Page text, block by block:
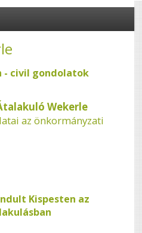
- civil gondolatok
Wekerle
az önkormányzati
Kispesten az